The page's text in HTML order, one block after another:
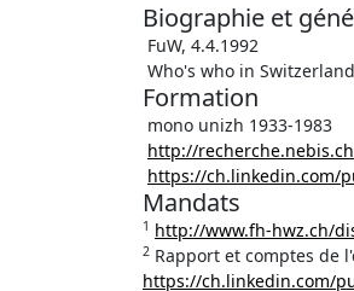
Biographie et
FuW, 4.4.1992
Who's who in
Formation
mono unizh 1933-1983
http://recherche.nebis.ch
https://ch.linkedin.com/
Mandats
1 http://www.fh-hwz.ch/
2 Rapport et comptes de
https://ch.linkedin.com/